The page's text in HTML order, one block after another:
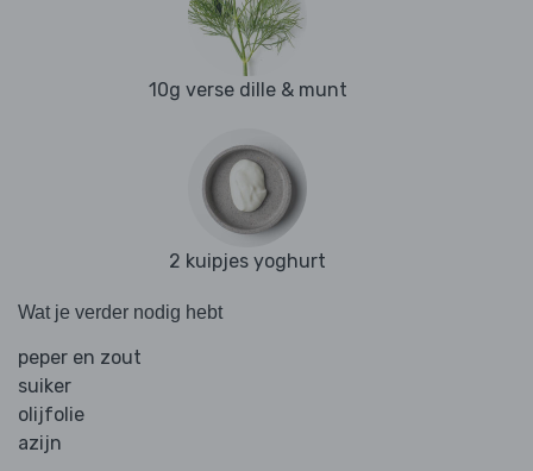
10g verse dille & munt
2 kuipjes yoghurt
Wat je verder nodig hebt
peper en zout
suiker
olijfolie
azijn